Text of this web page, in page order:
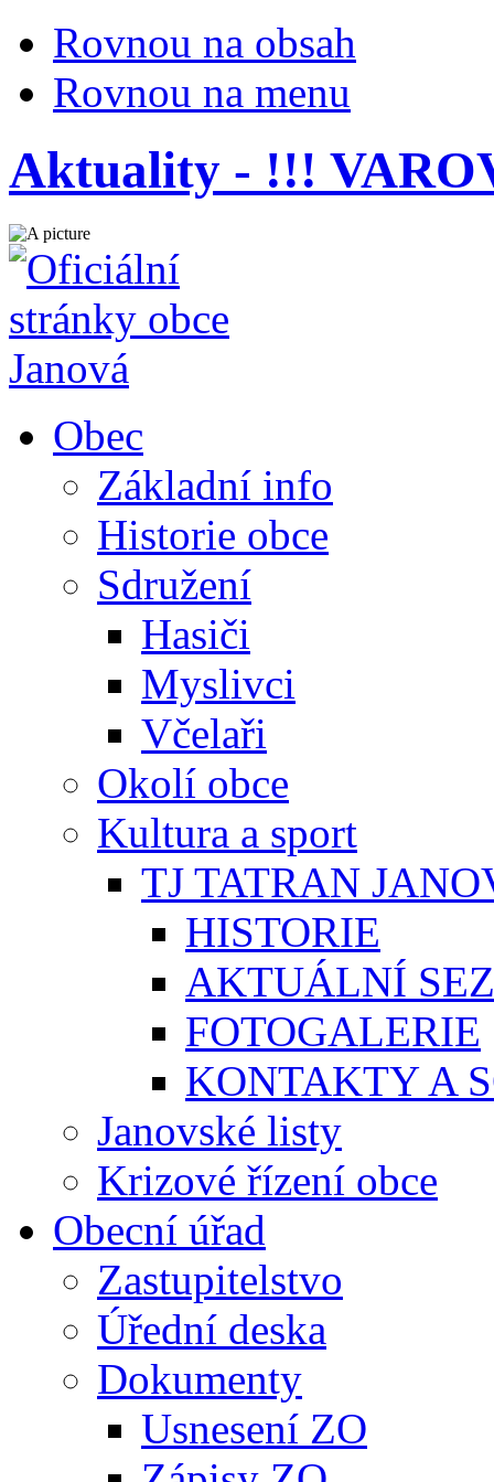
Rovnou na obsah
Rovnou na menu
Aktuality - !!!
Obec
Základní info
Historie obce
Sdružení
Hasiči
Myslivci
Včelaři
Okolí obce
Kultura a sport
TJ TATRAN
HISTORIE
AKTUÁLNÍ
FOTOGALERIE
KONTAKTY A
Janovské listy
Krizové řízení obce
Obecní úřad
Zastupitelstvo
Úřední deska
Dokumenty
Usnesení ZO